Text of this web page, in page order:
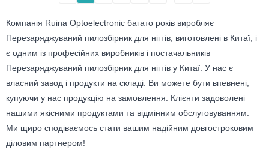
Компанія Ruina Optoelectronic багато років виробляє
Перезаряджуваний пилозбірник для нігтів, виготовлені в Китаї, і
є одним із професійних виробників і постачальників
Перезаряджуваний пилозбірник для нігтів у Китаї. У нас є
власний завод і продукти на складі. Ви можете бути впевнені,
купуючи у нас продукцію на замовлення. Клієнти задоволені
нашими якісними продуктами та відмінним обслуговуванням.
Ми щиро сподіваємось стати вашим надійним довгостроковим
діловим партнером!